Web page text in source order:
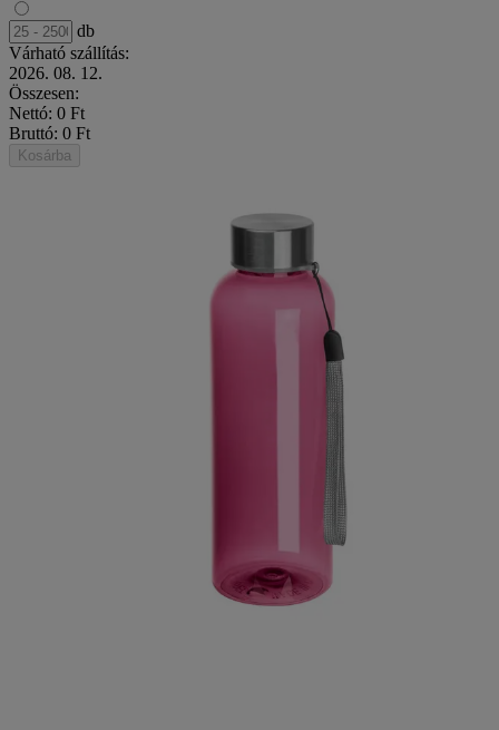
db
Várható szállítás:
2026. 08. 12.
Összesen:
Nettó: 0 Ft
Bruttó: 0 Ft
Kosárba